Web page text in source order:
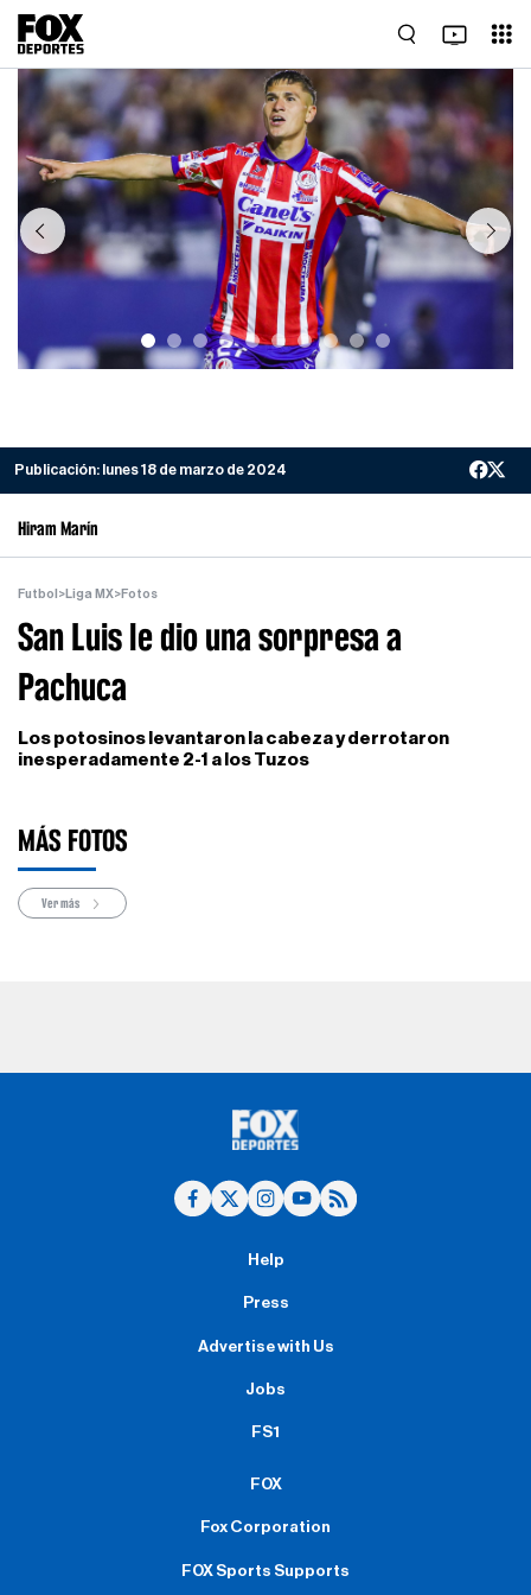
Previous Next
Publicación: lunes 18 de marzo de 2024
Hiram Marín
Futbol >Liga MX>Fotos
San Luis le dio una sorpresa a
Pachuca
Los potosinos levantaron la cabeza y derrotaron
inesperadamente 2-1 a los Tuzos
MÁS FOTOS
Ver más
Help
Press
Advertise with Us
Jobs
FS1
FOX
Fox Corporation
FOX Sports Supports